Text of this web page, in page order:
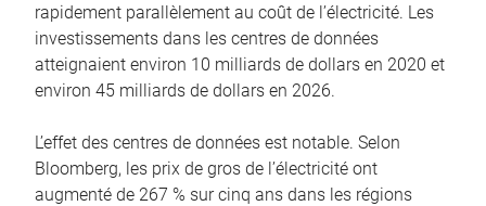
rapidement parallèlement au coût de l’électricité. Les
investissements dans les centres de données
atteignaient environ 10 milliards de dollars en 2020 et
environ 45 milliards de dollars en 2026.
L’effet des centres de données est notable. Selon
Bloomberg, les prix de gros de l’électricité ont
augmenté de 267 % sur cinq ans dans les régions